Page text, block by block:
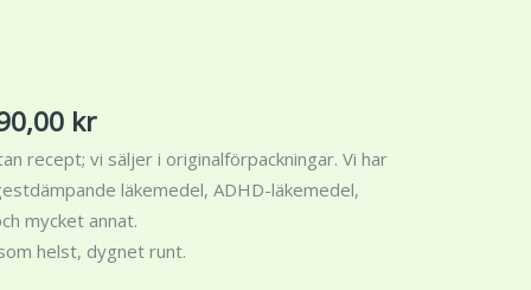
krrange:
2
590,00 kr
through
4
390,00 kr
recept; vi säljer i originalförpackningar. Vi har
läkemedel, ADHD-läkemedel,
mycket annat.
helst, dygnet runt.